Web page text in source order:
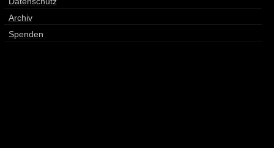
Archiv
Spenden